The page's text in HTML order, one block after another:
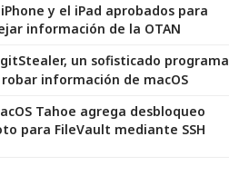
iPhone y el iPad aprobados para
información de la OTAN
un sofisticado programa
información de macOS
Tahoe agrega desbloqueo
para FileVault mediante SSH